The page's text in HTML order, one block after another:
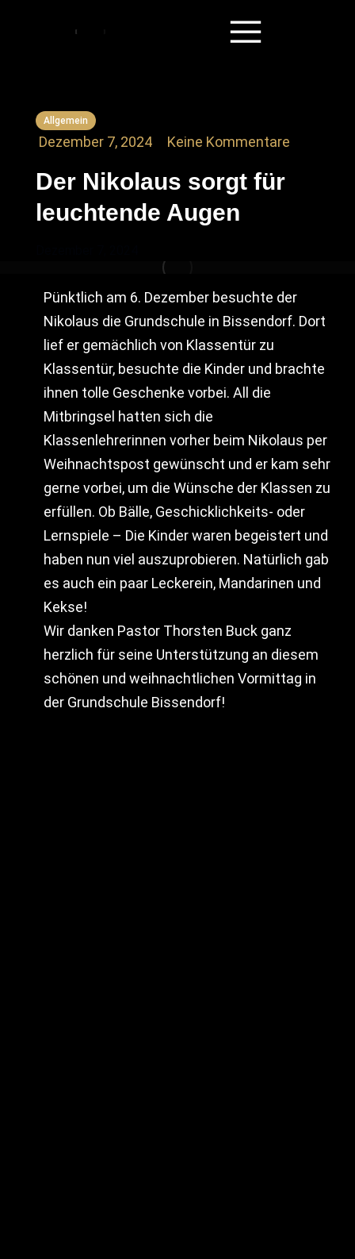
Allgemein
Dezember 7, 2024 Keine Kommentare
Der Nikolaus sorgt für
leuchtende Augen
Pünktlich am 6. Dezember besuchte der
Nikolaus die Grundschule in Bissendorf. Dort
lief er gemächlich von Klassentür zu
Klassentür, besuchte die Kinder und brachte
ihnen tolle Geschenke vorbei. All die
Mitbringsel hatten sich die
Klassenlehrerinnen vorher beim Nikolaus per
Weihnachtspost gewünscht und er kam sehr
gerne vorbei, um die Wünsche der Klassen zu
erfüllen. Ob Bälle, Geschicklichkeits- oder
Lernspiele – Die Kinder waren begeistert und
haben nun viel auszuprobieren. Natürlich gab
es auch ein paar Leckerein, Mandarinen und
Kekse!
Wir danken Pastor Thorsten Buck ganz
herzlich für seine Unterstützung an diesem
schönen und weihnachtlichen Vormittag in
der Grundschule Bissendorf!